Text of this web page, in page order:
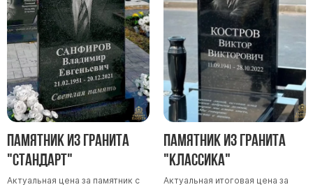
Участникам СВО
Памятники из гранита
Памятники из мрамора
Элитные памятники
Резные памятники
Мемориальные комплексы
Памятники с полноформатным фото
Склеп
Cкульптуры ангел
Памятник из гранита
"Стандарт"
Актуальная цена за памятник с
Памятник из гранита
"Классика"
Актуальная итоговая цена за